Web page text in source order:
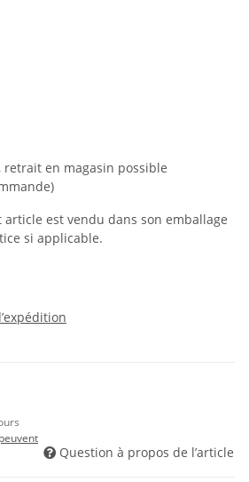
retrait en magasin possible
article est vendu dans son emballage
si applicable.
Question à propos de l’article